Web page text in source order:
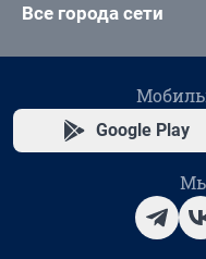
Все города сети
Google Play
Мы